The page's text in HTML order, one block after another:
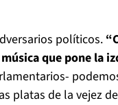
políticos.
que pone la
platas de la vejez